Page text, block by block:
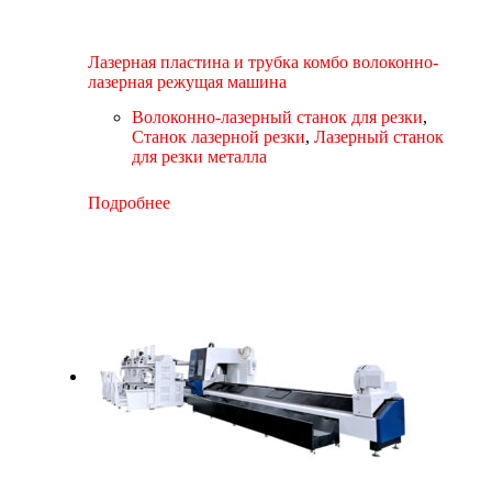
Лазерная пластина и трубка комбо волоконно-
лазерная режущая машина
Волоконно-лазерный станок для резки,
Станок лазерной резки,Лазерный станок
для резки металла
Подробнее